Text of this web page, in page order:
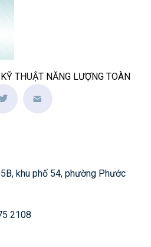
THUẬT NĂNG LƯỢNG TOÀN
khu phố 54, phường Phước
2108